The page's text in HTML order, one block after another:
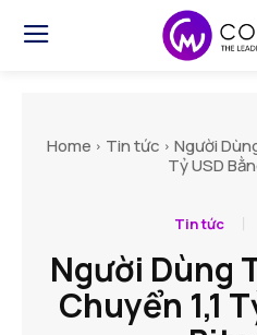
Home Tin tức
Người
Tỷ USD
Tin tức
Người Dùng
Chuyển 1,1